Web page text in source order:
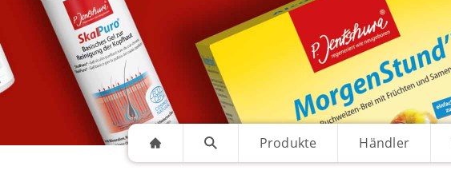
Produkte Händler